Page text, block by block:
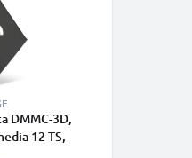
DMMC-3D,
12-TS,